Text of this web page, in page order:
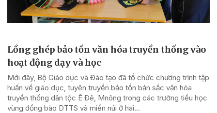
Lồng ghép bảo tồn văn hóa truyền thống vào
hoạt động dạy và học
Mới đây, Bộ Giáo dục và Đào tạo đã tổ chức chương trình tập
huấn về giáo dục, tuyên truyền bảo tồn bản sắc văn hóa
truyền thống dân tộc Ê Đê, Mnông trong các trường tiểu học
vùng đồng bào DTTS và miền núi ở hai...